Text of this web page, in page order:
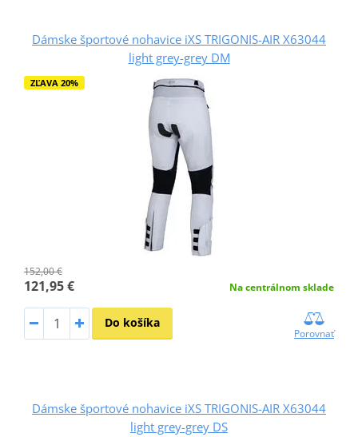
Dámske športové nohavice iXS TRIGONIS-AIR X63044
light grey-grey DM
ZĽAVA 20%
152,00 €
121,95 € Na centrálnom sklade
Do košíka
Porovnať
Dámske športové nohavice iXS TRIGONIS-AIR X63044
light grey-grey DS